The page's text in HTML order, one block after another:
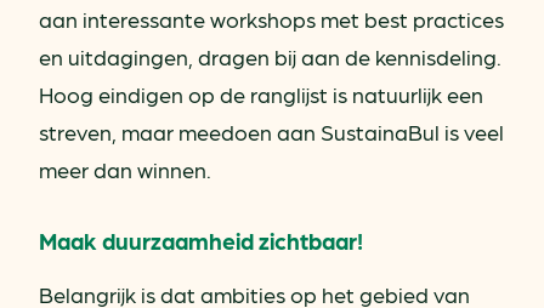
aan interessante workshops met best practices
en uitdagingen, dragen bij aan de kennisdeling.
Hoog eindigen op de ranglijst is natuurlijk een
streven, maar meedoen aan SustainaBul is veel
meer dan winnen.
Maak duurzaamheid zichtbaar!
Belangrijk is dat ambities op het gebied van